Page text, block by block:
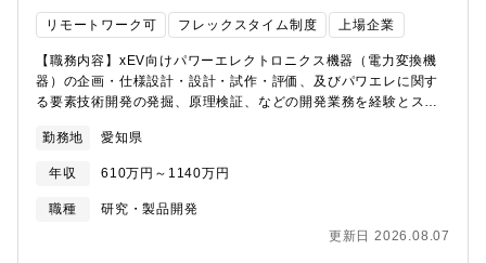
アルミを組み合わせたマルチマテリアル構成における適材配置お
よび異材接合を含めたボデー骨格構造の検討・OEMとの技術協議
リモートワーク可 フレックスタイム制度 上場企業
【職務内容】xEV向けパワーエレクトロニクス機器（電力変換機
器）の企画・仕様設計・設計・試作・評価、及びパワエレに関す
る要素技術開発の発掘、原理検証、などの開発業務を経験とスキ
パワーエレクトロ二クス機器（電力変換機器）の企画・設計（部
品設計、仕様設計、構造設計など）・将来のパワエレに関する要
素技術開発の発掘、設計、原理検証■使用ツール・MATLAB
Simulink、CATIA、CAD流体解析、CAD振動解析、FLOEFD、
ぐそばにあり、一体となった研究開発が可能です。在宅やフレッ
勤務地 愛知県
年収 610万円～1140万円
職種
研究・製品開発
更新日 2026.08.07